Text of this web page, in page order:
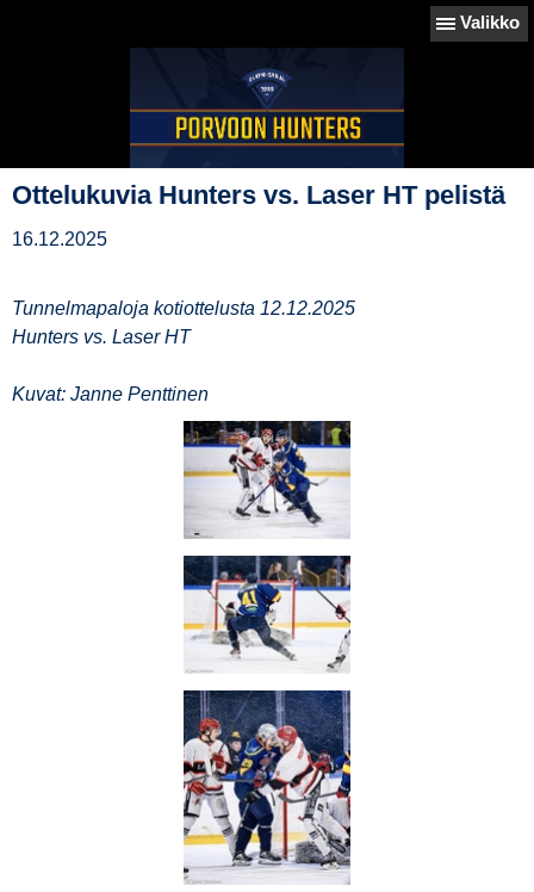
Valikko
Ottelukuvia Hunters vs. Laser HT pelistä
16.12.2025
Tunnelmapaloja kotiottelusta 12.12.2025
Hunters vs. Laser HT
Kuvat: Janne Penttinen